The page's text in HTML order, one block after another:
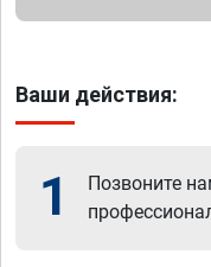
Ваши действия:
1 Позвоните